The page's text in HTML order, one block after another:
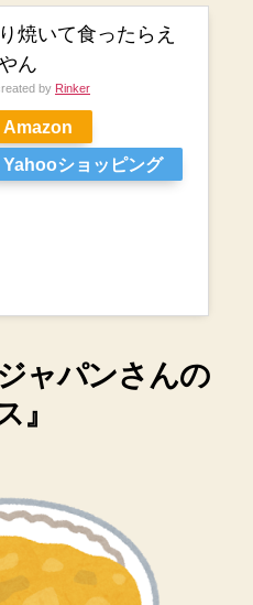
焼いて食ったらえ
ん
by Rinker
Amazon
Yahooショッピング
ャパンさんの
』